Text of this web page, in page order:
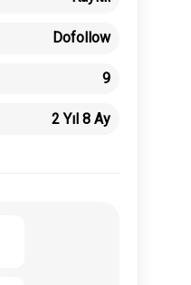
Dofollow
9
2 Yıl 8 Ay